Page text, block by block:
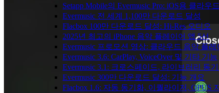
Setapp Mobile의 Evermusic Pro: iOS용 클라우
Evermusic 전 세계 1,100만 다운로드 달성
Flacbox 100만 다운로드 달성: Hi-Res 오디오
2025년 최고의 iPhone 음악 플레이어 앱 5선
Evermusic 프로모션 영상: 클라우드 음악 플레
Evermusic 3.6: CarPlay, VoiceOver 및 기타 기능
Evermusic 3.1: 크로스페이드, 라이브러리 동
Evermusic 300만 다운로드 달성: 기능 개요
Flacbox 1.6: 자동 동기화, 이퀄라이저, OPUS